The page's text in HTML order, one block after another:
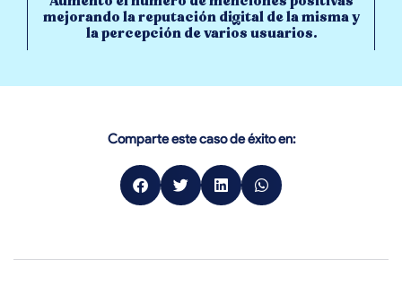
mejorando la reputación digital de la misma y
la percepción de varios usuarios.
Comparte este caso de éxito en: